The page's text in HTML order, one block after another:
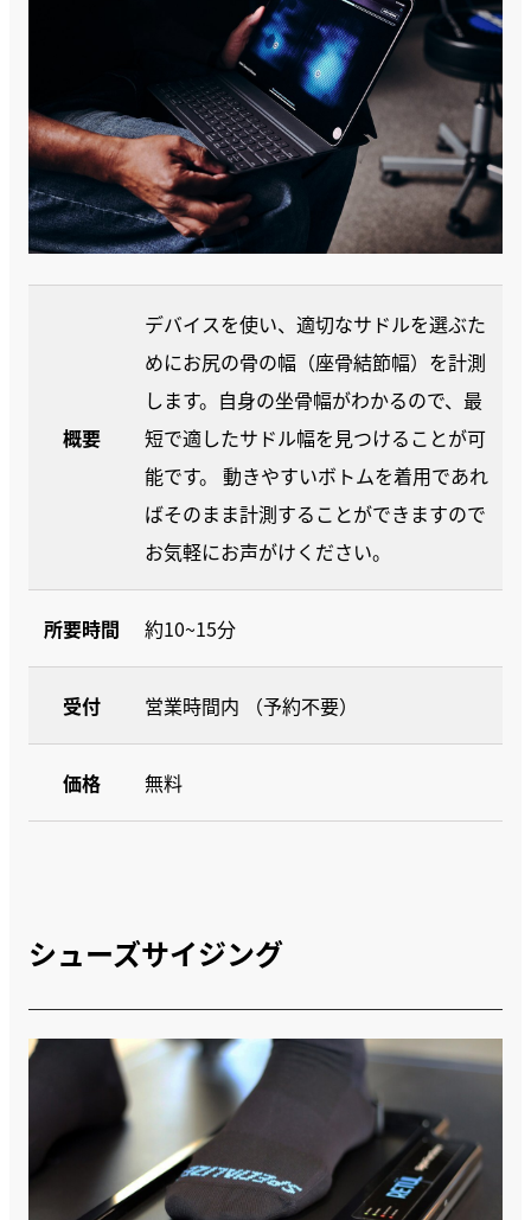
概要
デバイスを使い、適切なサドルを選ぶた
めにお尻の骨の幅（座骨結節幅）を計測
します。自身の坐骨幅がわかるので、最
短で適したサドル幅を見つけることが可
能です。 動きやすいボトムを着用であれ
ばそのまま計測することができますので
お気軽にお声がけください。
所要時間 約10~15分
受付 営業時間内 （予約不要）
価格 無料
シューズサイジング